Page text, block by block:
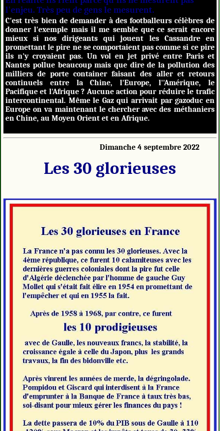
l'enjeu. Très peu de gens le mesurent.
C'est très bien de demander à des footballeurs célèbres de
donner l'exemple mais il me semble que ce serait encore
mieux si nos dirigeants qui jouent les Cassandre en
promettant le pire ne se comportaient pas comme si ce pire
ils n'y croyaient pas. Un vol en jet privé entre Paris et
Nantes pollue beaucoup mais que dire de la pollution des
milliers de porte container faisant des aller et retours
continuels entre la Chine, l'Europe, l''Amérique, le
Pacifique et l'Afrique ? Aucune action pour réduire le trafic
intercontinental. Même le Gaz qui arrivait par gazoduc en
Europe on va maintenant le chercher avec des méthaniers
en Chine, au Moyen Orient et en Afrique.
Dimanche 4 septembre 2022
Les 30 glorieuses